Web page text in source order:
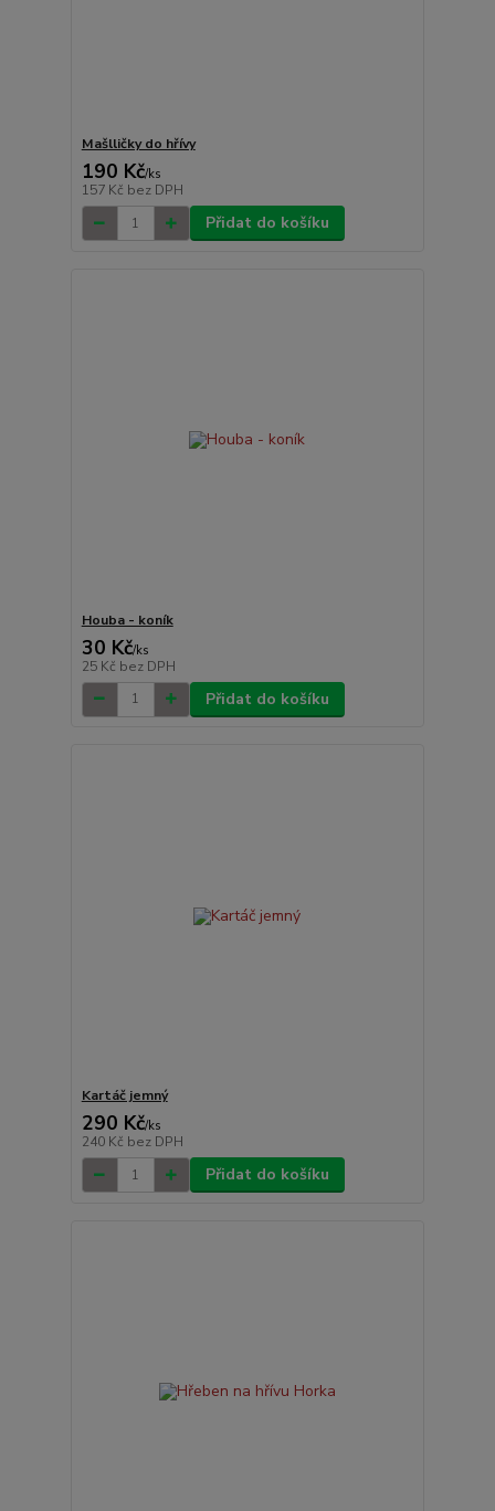
Mašlličky do hřívy
190 Kč/ks
157 Kč bez DPH
Přidat do košíku
Houba - koník
30 Kč/ks
25 Kč bez DPH
Přidat do košíku
Kartáč jemný
290 Kč/ks
240 Kč bez DPH
Přidat do košíku